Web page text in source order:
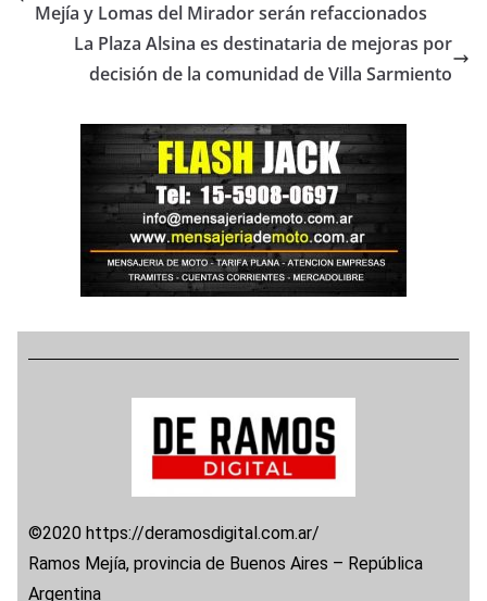
Mejía y Lomas del Mirador serán refaccionados
La Plaza Alsina es destinataria de mejoras por
decisión de la comunidad de Villa Sarmiento
©2020 https://deramosdigital.com.ar/
Ramos Mejía, provincia de Buenos Aires – República
Argentina